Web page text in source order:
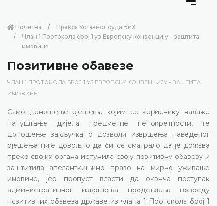
Почетна
Пракса Уставног суда БиХ
Члан 1 Протокола број 1 уз Европску конвенцију – заштита
имовине
Позитивне обавезе
ЧЛАН 1 ПРОТОКОЛА БРОЈ 1 УЗ ЕВРОПСКУ КОНВЕНЦИЈУ – ЗАШТИТА
ИМОВИНЕ
Само доношење рјешења којим се кориснику налаже
напуштање дијела предметне непокретности, те
доношење закључка о дозволи извршења наведеног
рјешења није довољно да би се сматрало да је држава
преко својих органа испунила своју позитивну обавезу и
заштитила апеланткињино право на мирно уживање
имовине, јер пропуст власти да оконча поступак
административног извршења представља повреду
позитивних обавеза државе из члана 1 Протокола број 1